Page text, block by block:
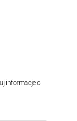
informacje o